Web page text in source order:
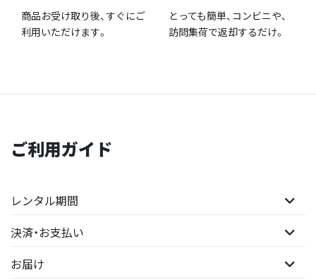
商品お受け取り後、すぐにご
利用いただけます。
とっても簡単、コンビニや、
訪問集荷で返却するだけ。
ご利用ガイド
レンタル期間
決済・お支払い
お届け